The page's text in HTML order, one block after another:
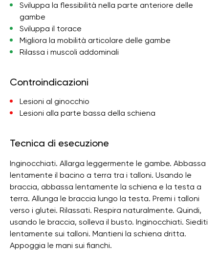
Sviluppa la flessibilità nella parte anteriore delle
gambe
Sviluppa il torace
Migliora la mobilità articolare delle gambe
Rilassa i muscoli addominali
Controindicazioni
Lesioni al ginocchio
Lesioni alla parte bassa della schiena
Tecnica di esecuzione
Inginocchiati. Allarga leggermente le gambe. Abbassa
lentamente il bacino a terra tra i talloni. Usando le
braccia, abbassa lentamente la schiena e la testa a
terra. Allunga le braccia lungo la testa. Premi i talloni
verso i glutei. Rilassati. Respira naturalmente. Quindi,
usando le braccia, solleva il busto. Inginocchiati. Siediti
lentamente sui talloni. Mantieni la schiena dritta.
Appoggia le mani sui fianchi.